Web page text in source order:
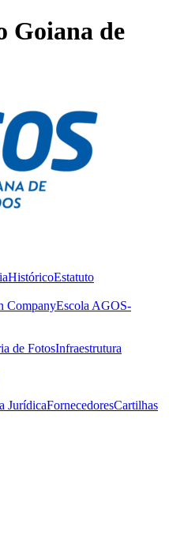
Goiana de
HistóricoEstatuto
CompanyEscola AGOS-
de FotosInfraestrutura
JurídicaFornecedoresCartilhas